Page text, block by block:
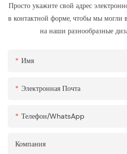
Просто укажите свой адрес
в контактной форме, чтобы мы могли
на наши разнообразные
Имя
Электронная Почта
Телефон/WhatsApp
Компания